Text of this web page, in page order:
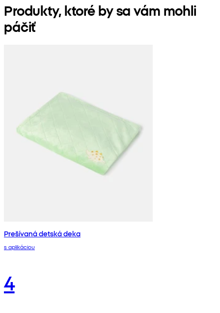
Produkty, ktoré by sa vám mohli
páčiť
Prešívaná detská deka
s aplikáciou
4